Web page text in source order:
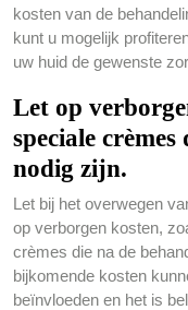
kosten van de
kunt u mogelijk
uw huid de gewenste
Let op
speciale
nodig zijn.
Let bij het overwegen
op verborgen kosten,
crèmes die na de
bijkomende kosten
beïnvloeden en het is